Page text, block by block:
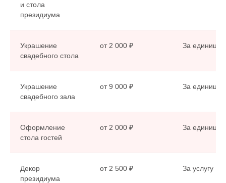
и стола
президиума
Украшение
свадебного стола
от 2 000 ₽ За единицу
Украшение
свадебного зала
от 9 000 ₽ За единицу
Оформление
стола гостей
от 2 000 ₽ За единицу
Декор
президиума
от 2 500 ₽ За услугу
ИДЕИ
СВАДЕБНОГО ДЕКОРА.